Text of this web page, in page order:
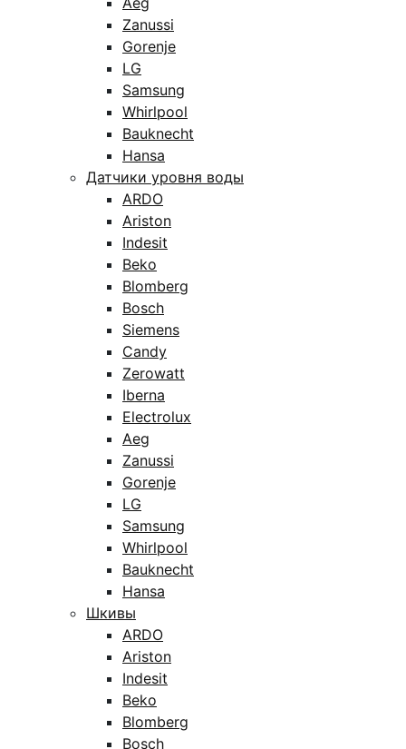
Zanussi
Gorenje
LG
Samsung
Whirlpool
Bauknecht
Hansa
Датчики уровня воды
ARDO
Ariston
Indesit
Beko
Blomberg
Bosch
Siemens
Candy
Zerowatt
Iberna
Electrolux
Aeg
Zanussi
Gorenje
LG
Samsung
Whirlpool
Bauknecht
Hansa
Шкивы
ARDO
Ariston
Indesit
Beko
Blomberg
Bosch